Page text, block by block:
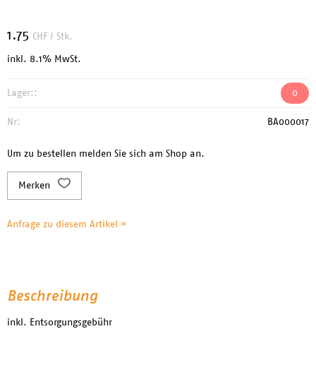
1.75 CHF / Stk.
inkl. 8.1% MwSt.
Lager:: 0
Nr: BA000017
Um zu bestellen melden Sie sich am Shop an.
Merken
Anfrage zu diesem Artikel »
Beschreibung
inkl. Entsorgungsgebühr